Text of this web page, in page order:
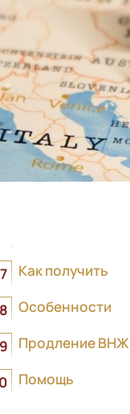
Как получить
Особенности
Продление ВНЖ
Помощь